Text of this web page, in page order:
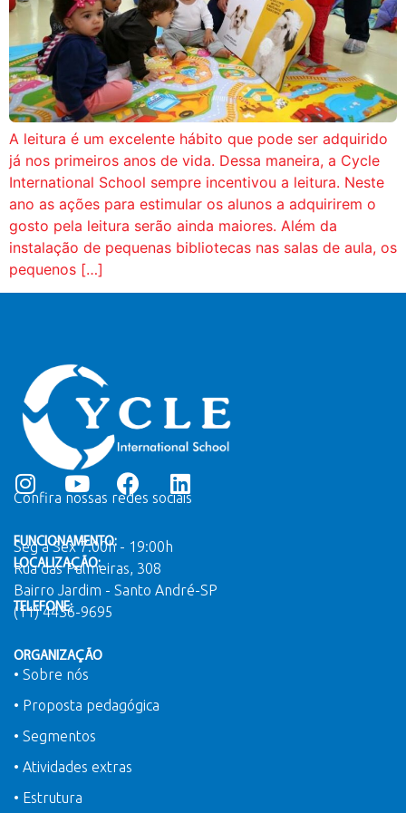
A leitura é um excelente hábito que pode ser adquirido
já nos primeiros anos de vida. Dessa maneira, a Cycle
International School sempre incentivou a leitura. Neste
ano as ações para estimular os alunos a adquirirem o
gosto pela leitura serão ainda maiores. Além da
instalação de pequenas bibliotecas nas salas de aula, os
pequenos […]
Confira nossas redes sociais
FUNCIONAMENTO:
Seg a Sex 7:00h - 19:00h
LOCALIZAÇÃO:
Rua das Palmeiras, 308
Bairro Jardim - Santo André-SP
TELEFONE:
(11) 4436-9695
ORGANIZAÇÃO
• Sobre nós
• Proposta pedagógica
• Segmentos
• Atividades extras
• Estrutura